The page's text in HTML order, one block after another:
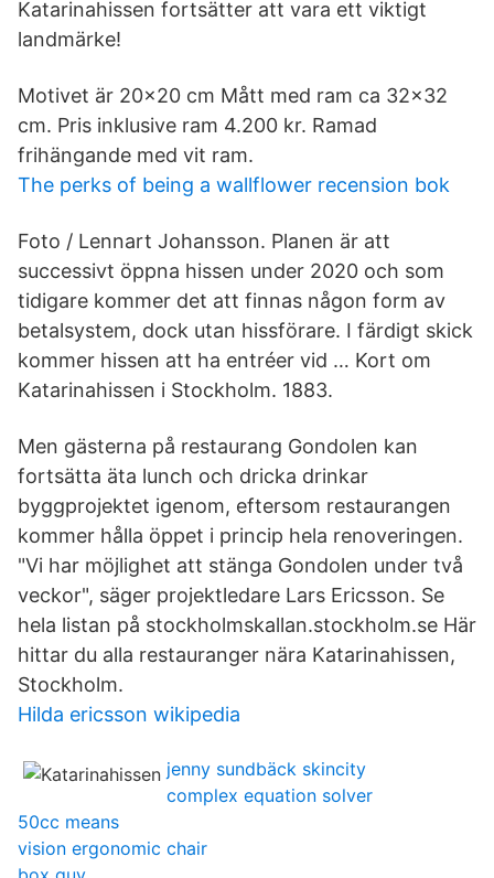
Katarinahissen fortsätter att vara ett viktigt
landmärke!
Motivet är 20×20 cm Mått med ram ca 32×32
cm. Pris inklusive ram 4.200 kr. Ramad
frihängande med vit ram.
The perks of being a wallflower recension bok
Foto / Lennart Johansson. Planen är att
successivt öppna hissen under 2020 och som
tidigare kommer det att finnas någon form av
betalsystem, dock utan hissförare. I färdigt skick
kommer hissen att ha entréer vid … Kort om
Katarinahissen i Stockholm. 1883.
Men gästerna på restaurang Gondolen kan
fortsätta äta lunch och dricka drinkar
byggprojektet igenom, eftersom restaurangen
kommer hålla öppet i princip hela renoveringen.
"Vi har möjlighet att stänga Gondolen under två
veckor", säger projektledare Lars Ericsson. Se
hela listan på stockholmskallan.stockholm.se Här
hittar du alla restauranger nära Katarinahissen,
Stockholm.
Hilda ericsson wikipedia
jenny sundbäck skincity
complex equation solver
50cc means
vision ergonomic chair